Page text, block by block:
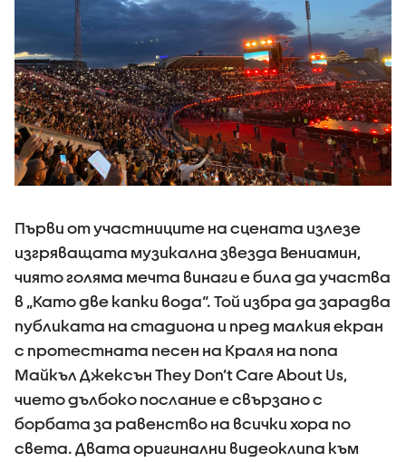
Първи от участниците на сцената излезе
изгряващата музикална звезда Вениамин,
чиято голяма мечта винаги е била да участва
в „Като две капки вода“. Той избра да зарадва
публиката на стадиона и пред малкия екран
с протестната песен на Краля на попа
Майкъл Джексън They Don’t Care About Us,
чието дълбоко послание е свързано с
борбата за равенство на всички хора по
света. Двата оригинални видеоклипа към